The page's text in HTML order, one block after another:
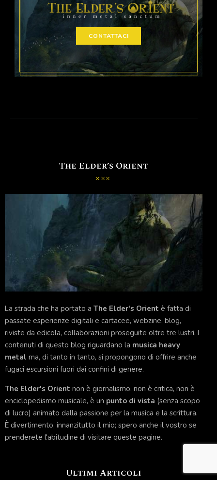
CONTATTACI
The Elder’s Orient
La strada che ha portato a The Elder's Orient è fatta di
passate esperienze digitali e cartacee, webzine, blog,
riviste da edicola, collaborazioni proseguite oltre tre lustri. I
contenuti di questo blog riguardano la musica heavy
metal ma, di tanto in tanto, si propongono di offrire anche
fugaci escursioni fuori dai confini di genere.
The Elder's Orient non è giornalismo, non è critica, non è
enciclopedismo musicale, è un punto di vista (senza scopo
di lucro) animato dalla passione per la musica e la scrittura.
È divertimento, innanzitutto il mio; spero anche il vostro se
prenderete l'abitudine di visitare queste pagine.
Ultimi Articoli